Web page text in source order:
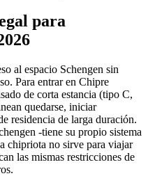
para
al espacio Schengen sin
Para entrar en Chipre
de corta estancia (tipo C,
quedarse, iniciar
residencia de larga duración.
-tiene su propio sistema
chipriota no sirve para viajar
las mismas restricciones de